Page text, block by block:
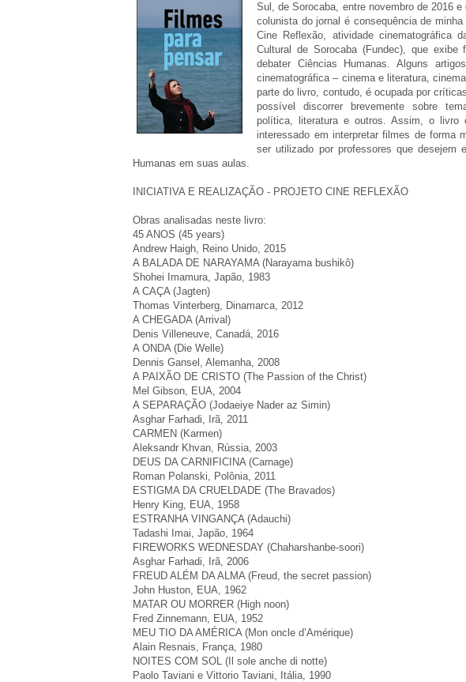
Sul, de Sorocaba, entre novembro de 2016
colunista do jornal é consequência de
Cine Reflexão, atividade cinematográfica
Cultural de Sorocaba (Fundec), que exibe
debater Ciências Humanas. Alguns
cinematográfica – cinema e literatura,
parte do livro, contudo, é ocupada por
possível discorrer brevemente sobre
política, literatura e outros. Assim, o livro
interessado em interpretar filmes de forma
ser utilizado por professores que desejem
Humanas em suas aulas.
INICIATIVA E REALIZAÇÃO - PROJETO CINE REFLEXÃO
Obras analisadas neste livro:
45 ANOS (45 years)
Andrew Haigh, Reino Unido, 2015
A BALADA DE NARAYAMA (Narayama bushikô)
Shohei Imamura, Japão, 1983
A CAÇA (Jagten)
Thomas Vinterberg, Dinamarca, 2012
A CHEGADA (Arrival)
Denis Villeneuve, Canadá, 2016
A ONDA (Die Welle)
Dennis Gansel, Alemanha, 2008
A PAIXÃO DE CRISTO (The Passion of the Christ)
Mel Gibson, EUA, 2004
A SEPARAÇÃO (Jodaeiye Nader az Simin)
Asghar Farhadi, Irã, 2011
CARMEN (Karmen)
Aleksandr Khvan, Rússia, 2003
DEUS DA CARNIFICINA (Carnage)
Roman Polanski, Polônia, 2011
ESTIGMA DA CRUELDADE (The Bravados)
Henry King, EUA, 1958
ESTRANHA VINGANÇA (Adauchi)
Tadashi Imai, Japão, 1964
FIREWORKS WEDNESDAY (Chaharshanbe-soori)
Asghar Farhadi, Irã, 2006
FREUD ALÉM DA ALMA (Freud, the secret passion)
John Huston, EUA, 1962
MATAR OU MORRER (High noon)
Fred Zinnemann, EUA, 1952
MEU TIO DA AMÉRICA (Mon oncle d’Amérique)
Alain Resnais, França, 1980
NOITES COM SOL (Il sole anche di notte)
Paolo Taviani e Vittorio Taviani, Itália, 1990